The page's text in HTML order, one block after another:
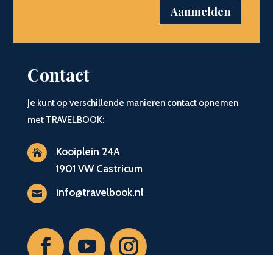
Aanmelden
Contact
Je kunt op verschillende manieren contact opnemen
met TRAVELBOOK:

Kooiplein 24A
1901 VW Castricum
 info@travelbook.nl